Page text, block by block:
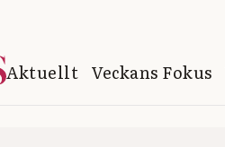
Aktuellt Veckans Fokus